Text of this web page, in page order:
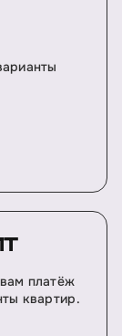
платёж
квартир.